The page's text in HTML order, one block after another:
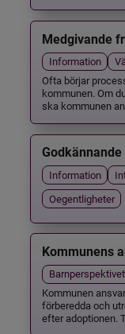
Medgivande
Information
Ofta börjar
kommunen. Om
ska kommunen
Information
Oegentligheter
Kommunens
Barnperspektivet
Kommunen
förberedda och
efter adoptionen.